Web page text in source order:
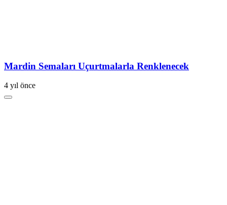
Mardin Semaları Uçurtmalarla Renklenecek
4 yıl önce